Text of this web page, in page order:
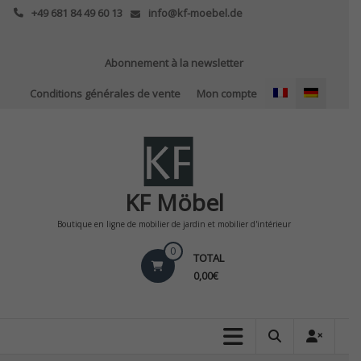
Skip
+49 681 84 49 60 13 info@kf-moebel.de
Abonnement à la newsletter
Conditions générales de vente Mon compte
KF Möbel
Boutique en ligne de mobilier de jardin et mobilier d'intérieur
0 TOTAL
0,00€